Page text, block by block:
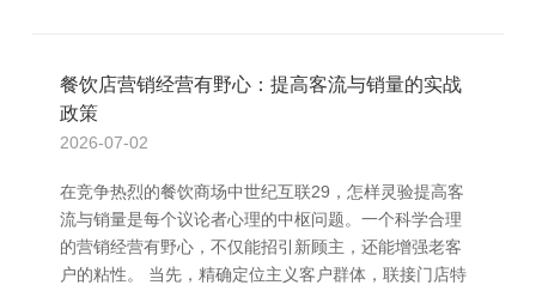
餐饮店营销经营有野心：提高客流与销量的实战
政策
2026-07-02
在竞争热烈的餐饮商场中世纪互联29，怎样灵验提高客
流与销量是每个议论者心理的中枢问题。一个科学合理
的营销经营有野心，不仅能招引新顾主，还能增强老客
户的粘性。 当先，精确定位主义客户群体，联接门店特